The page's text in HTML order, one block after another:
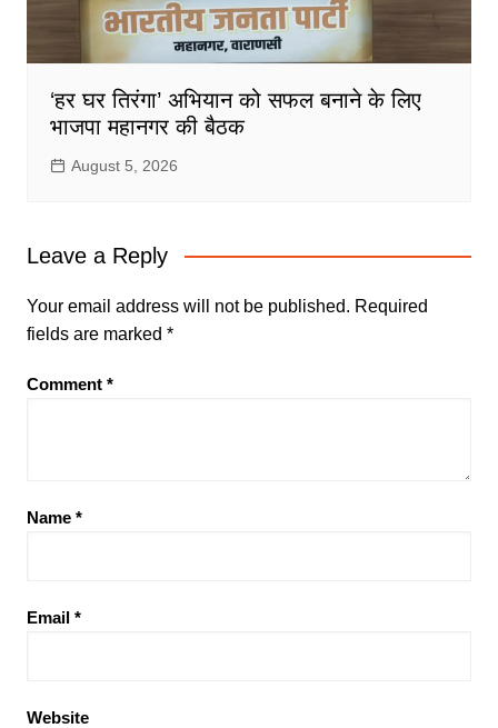
‘हर घर तिरंगा’ अभियान को सफल बनाने के लिए
भाजपा महानगर की बैठक
August 5, 2026
Leave a Reply
Your email address will not be published. Required
fields are marked *
Comment *
Name *
Email *
Website